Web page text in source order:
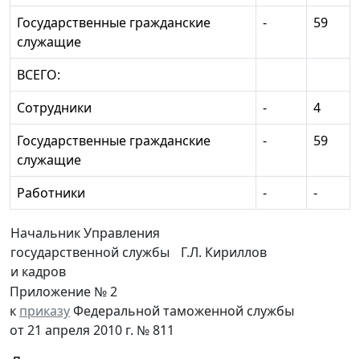
Государственные гражданские
служащие
- 59
ВСЕГО:
Сотрудники
-
4
Государственные гражданские
служащие
- 59
Работники - -
Начальник Управления
государственной службы
и кадров
Г.Л. Кириллов
Приложение № 2
к приказуФедеральной таможенной службы
от 21 апреля 2010 г. № 811